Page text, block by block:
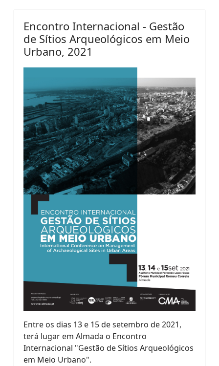
Encontro Internacional - Gestão
de Sítios Arqueológicos em Meio
Urbano, 2021
Entre os dias 13 e 15 de setembro de 2021,
terá lugar em Almada o Encontro
Internacional "Gestão de Sítios Arqueológicos
em Meio Urbano".